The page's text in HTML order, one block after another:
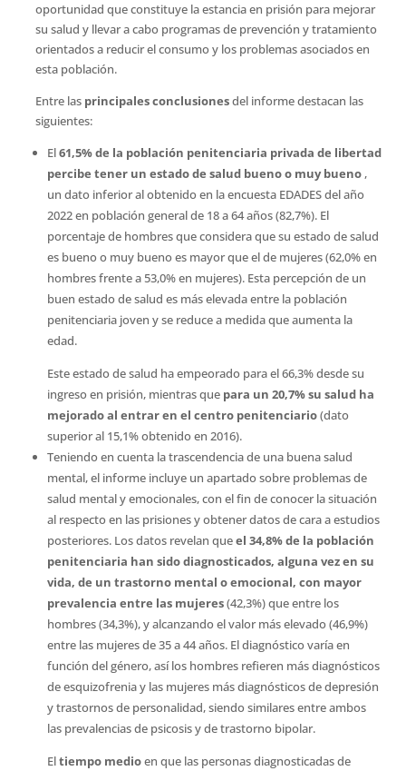
oportunidad que constituye la estancia en prisión para mejorar
su salud y llevar a cabo programas de prevención y tratamiento
orientados a reducir el consumo y los problemas asociados en
esta población.
Entre las principales conclusionesdel informe destacan las
siguientes:
El61,5% de la población penitenciaria privada de libertad
percibe tener un estado de salud bueno o muy bueno,
un dato inferior al obtenido en la encuesta EDADES del año
2022 en población general de 18 a 64 años (82,7%). El
porcentaje de hombres que considera que su estado de salud
es bueno o muy bueno es mayor que el de mujeres (62,0% en
hombres frente a 53,0% en mujeres). Esta percepción de un
buen estado de salud es más elevada entre la población
penitenciaria joven y se reduce a medida que aumenta la
edad.
Este estado de salud ha empeorado para el 66,3% desde su
ingreso en prisión, mientras que para un 20,7% su salud ha
mejorado al entrar en el centro penitenciario(dato
superior al 15,1% obtenido en 2016).
Teniendo en cuenta la trascendencia de una buena salud
mental, el informe incluye un apartado sobre problemas de
salud mental y emocionales, con el fin de conocer la situación
al respecto en las prisiones y obtener datos de cara a estudios
posteriores. Los datos revelan queel 34,8% de la población
penitenciaria han sido diagnosticados, alguna vez en su
vida, de un trastorno mental o emocional, con mayor
prevalencia entre las mujeres(42,3%) que entre los
hombres (34,3%), y alcanzando el valor más elevado (46,9%)
entre las mujeres de 35 a 44 años. El diagnóstico varía en
función del género, así los hombres refieren más diagnósticos
de esquizofrenia y las mujeres más diagnósticos de depresión
y trastornos de personalidad, siendo similares entre ambos
las prevalencias de psicosis y de trastorno bipolar.
Eltiempo medioen que las personas diagnosticadas de